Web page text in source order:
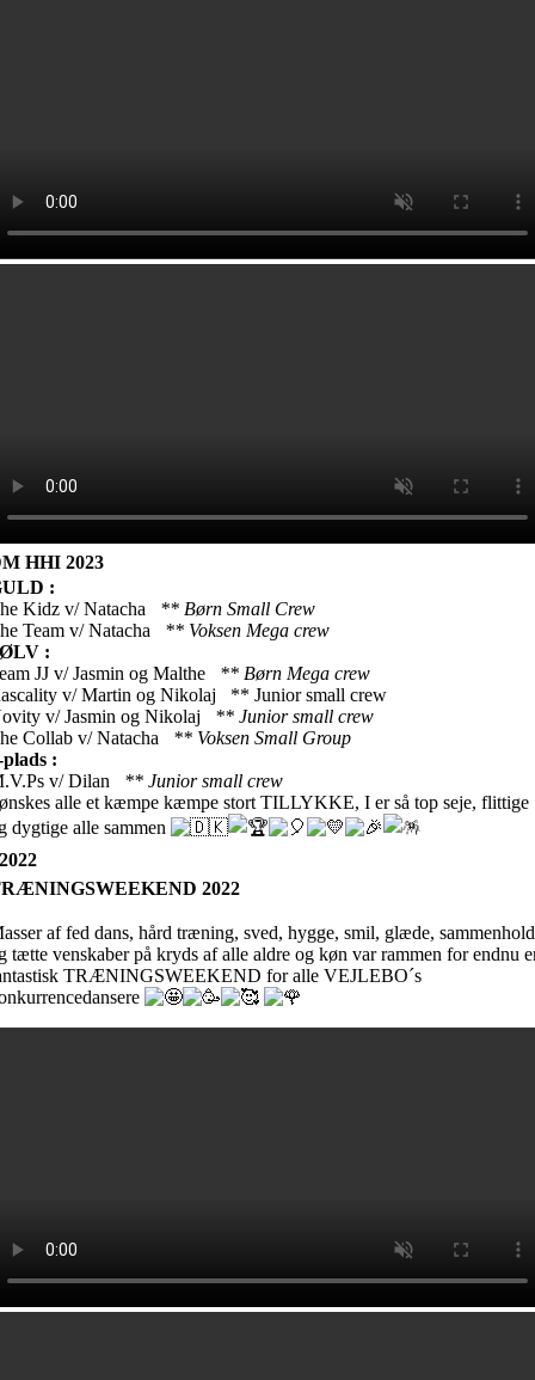
HHI 2023
:
Kidz v/ Natacha
** Børn Small Crew
Team v/ Natacha ** Voksen Mega crew
:
JJ v/ Jasmin og Malthe ** Børn Mega crew
v/ Martin og Nikolaj ** Junior small crew
v/ Jasmin og Nikolaj ** Junior small crew
Collab v/ Natacha ** Voksen Small Group
plads :
v/ Dilan ** Junior small crew
alle et kæmpe kæmpe stort TILLYKKE, I er så top seje, flittige
dygtige alle sammen
2022
2022
af fed dans, hård træning, sved, hygge, smil, glæde, sammenhold
tætte venskaber på kryds af alle aldre og køn var rammen for endnu
TRÆNINGSWEEKEND for alle VEJLEBO´s